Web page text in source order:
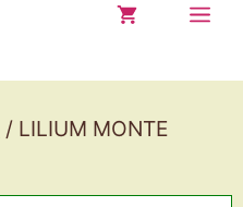
/ LILIUM MONTE